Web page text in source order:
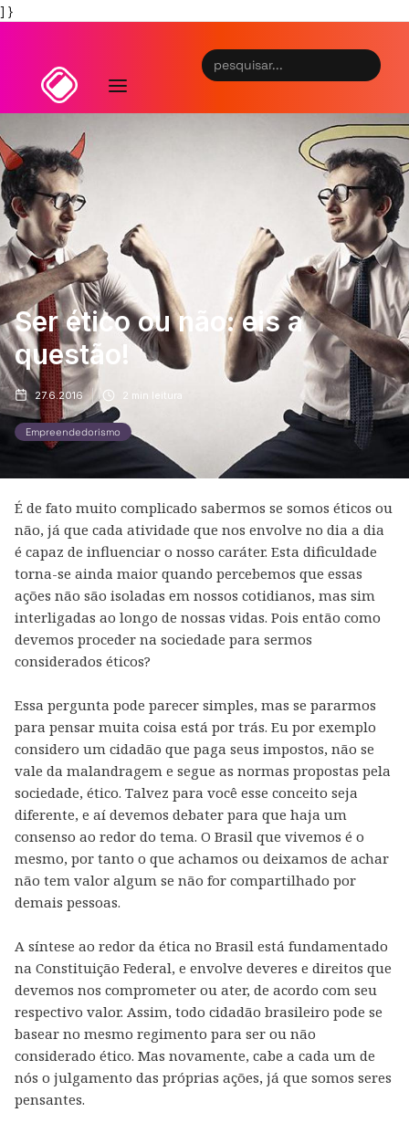
] }
Ser ético ou não: eis a
questão!
27.6.2016 2 min leitura
Empreendedorismo
É de fato muito complicado sabermos se somos éticos ou
não, já que cada atividade que nos envolve no dia a dia
é capaz de influenciar o nosso caráter. Esta dificuldade
torna-se ainda maior quando percebemos que essas
ações não são isoladas em nossos cotidianos, mas sim
interligadas ao longo de nossas vidas. Pois então como
devemos proceder na sociedade para sermos
considerados éticos?
Essa pergunta pode parecer simples, mas se pararmos
para pensar muita coisa está por trás. Eu por exemplo
considero um cidadão que paga seus impostos, não se
vale da malandragem e segue as normas propostas pela
sociedade, ético. Talvez para você esse conceito seja
diferente, e aí devemos debater para que haja um
consenso ao redor do tema. O Brasil que vivemos é o
mesmo, por tanto o que achamos ou deixamos de achar
não tem valor algum se não for compartilhado por
demais pessoas.
A síntese ao redor da ética no Brasil está fundamentado
na Constituição Federal, e envolve deveres e direitos que
devemos nos comprometer ou ater, de acordo com seu
respectivo valor. Assim, todo cidadão brasileiro pode se
basear no mesmo regimento para ser ou não
considerado ético. Mas novamente, cabe a cada um de
nós o julgamento das próprias ações, já que somos seres
pensantes.